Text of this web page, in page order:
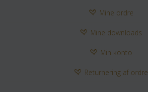
Mine ordre
Mine downloads
Min konto
Returnering af ordre